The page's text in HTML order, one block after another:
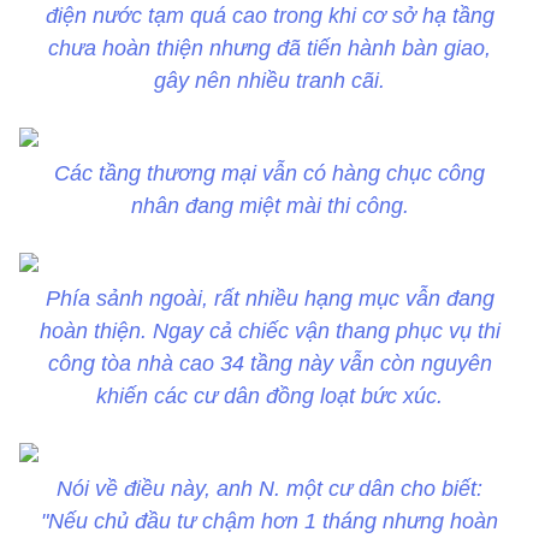
điện nước tạm quá cao trong khi cơ sở hạ tầng
chưa hoàn thiện nhưng đã tiến hành bàn giao,
gây nên nhiều tranh cãi.
Các tầng thương mại vẫn có hàng chục công
nhân đang miệt mài thi công.
Phía sảnh ngoài, rất nhiều hạng mục vẫn đang
hoàn thiện. Ngay cả chiếc vận thang phục vụ thi
công tòa nhà cao 34 tầng này vẫn còn nguyên
khiến các cư dân đồng loạt bức xúc.
Nói về điều này, anh N. một cư dân cho biết:
"Nếu chủ đầu tư chậm hơn 1 tháng nhưng hoàn